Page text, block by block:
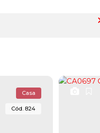
824
Casa